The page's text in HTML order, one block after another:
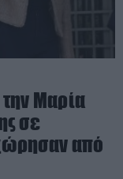
Μαρία
σε
από